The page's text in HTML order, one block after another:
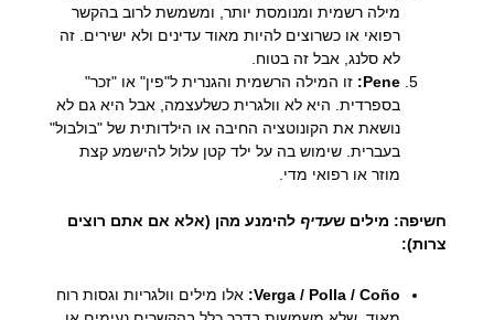
מילה רשמית ומנומסת יותר, ומשמשת לרוב בהקשר
רפואי או כשרוצים להיות מאוד עדינים ולא ישירים. זה
לא סלנג, אבל זה בטוח.
Pene:
זו המילה הרשמית והגנרית ל"פין" או "זכר"
בספרדית. היא לא וולגרית כשלעצמה, אבל היא גם לא
נושאת את הקונוטציה החיבה או הילדותית של "בולבול"
בעברית. שימוש בה על ילד קטן עלול להישמע קצת
מוזר או רפואי מדי.
חשיפה: מילים שעדיף להימנע מהן (אלא אם אתם רוצים
צרות):
Verga / Polla / Coño: אלו מילים וולגריות וגסות רוח